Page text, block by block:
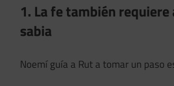
1. La fe también requiere
sabia
Noemí guía a Rut a tomar un paso